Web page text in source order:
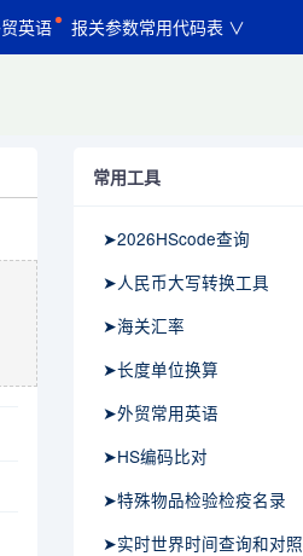
英语 报关参数常用代码表 ∨
常用工具
➤2026HScode查询
➤人民币大写转换工具
➤海关汇率
➤长度单位换算
➤外贸常用英语
➤HS编码比对
➤特殊物品检验检疫名录
➤实时世界时间查询和对照